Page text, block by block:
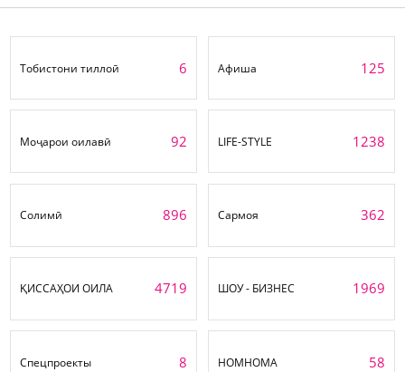
Тобистони тиллоӣ 6 Афиша 125
Моҷарои оилавӣ 92 LIFE-STYLE 1238
Солимӣ 896 Сармоя 362
ҚИССАҲОИ ОИЛА 4719 ШОУ - БИЗНЕС 1969
Спецпроекты 8 НОМНОМА 58